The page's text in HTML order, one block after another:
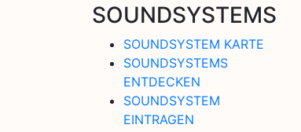
SOUNDSYSTEMS
SOUNDSYSTEM KARTE
SOUNDSYSTEMS
ENTDECKEN
SOUNDSYSTEM
EINTRAGEN